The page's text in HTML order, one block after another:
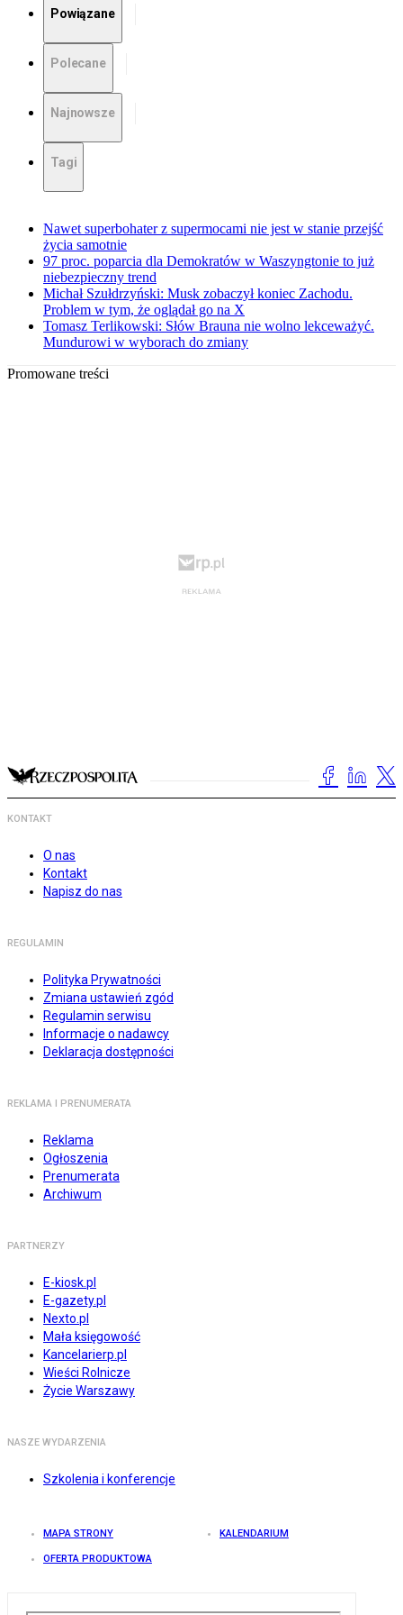
Powiązane
Polecane
Najnowsze
Tagi
Nawet superbohater z supermocami nie jest w stanie przejść
życia samotnie
97 proc. poparcia dla Demokratów w Waszyngtonie to już
niebezpieczny trend
Michał Szułdrzyński: Musk zobaczył koniec Zachodu.
Problem w tym, że oglądał go na X
Tomasz Terlikowski: Słów Brauna nie wolno lekceważyć.
Mundurowi w wyborach do zmiany
Promowane treści
KONTAKT
O nas
Kontakt
Napisz do nas
REGULAMIN
Polityka Prywatności
Zmiana ustawień zgód
Regulamin serwisu
Informacje o nadawcy
Deklaracja dostępności
REKLAMA I PRENUMERATA
Reklama
Ogłoszenia
Prenumerata
Archiwum
PARTNERZY
E-kiosk.pl
E-gazety.pl
Nexto.pl
Mała księgowość
Kancelarierp.pl
Wieści Rolnicze
Życie Warszawy
NASZE WYDARZENIA
Szkolenia i konferencje
MAPA STRONY KALENDARIUM
OFERTA PRODUKTOWA